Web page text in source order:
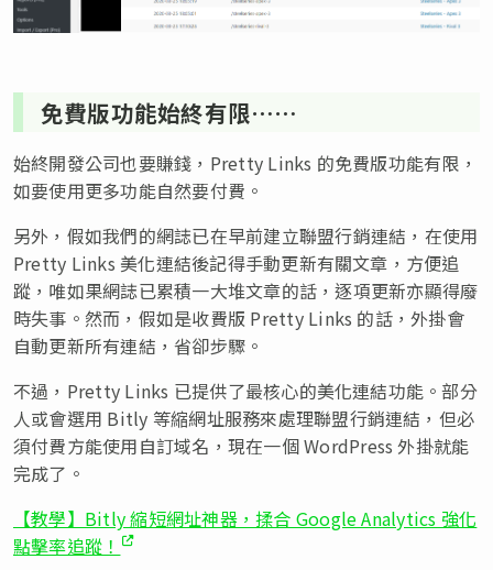
免費版功能始終有限……
始終開發公司也要賺錢，Pretty Links 的免費版功能有限，
如要使用更多功能自然要付費。
另外，假如我們的網誌已在早前建立聯盟行銷連結，在使用
Pretty Links 美化連結後記得手動更新有關文章，方便追
蹤，唯如果網誌已累積一大堆文章的話，逐項更新亦顯得廢
時失事。然而，假如是收費版 Pretty Links 的話，外掛會
自動更新所有連結，省卻步驟。
不過，Pretty Links 已提供了最核心的美化連結功能。部分
人或會選用 Bitly 等縮網址服務來處理聯盟行銷連結，但必
須付費方能使用自訂域名，現在一個 WordPress 外掛就能
完成了。
【教學】Bitly 縮短網址神器，揉合 Google Analytics 強化
點擊率追蹤！